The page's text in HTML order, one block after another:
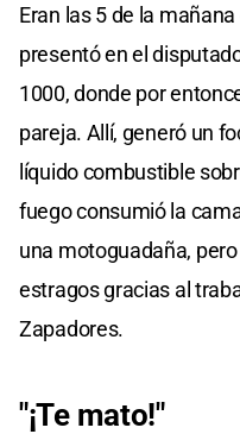
Eran las 5 de la
presentó en el
1000, donde por
pareja. Allí, generó un
líquido combustible
fuego consumió la
una motoguadaña,
estragos gracias al
Zapadores.
"¡Te mato!"